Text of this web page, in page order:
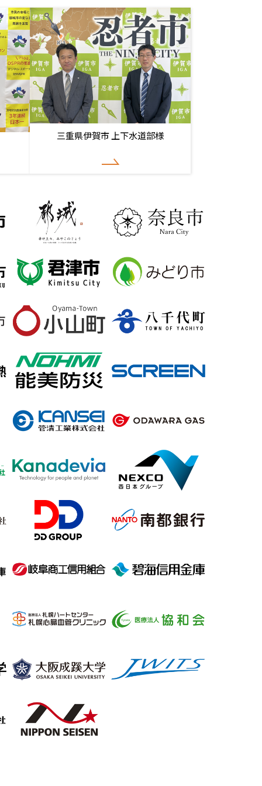
三重県伊賀市 上下水道部様